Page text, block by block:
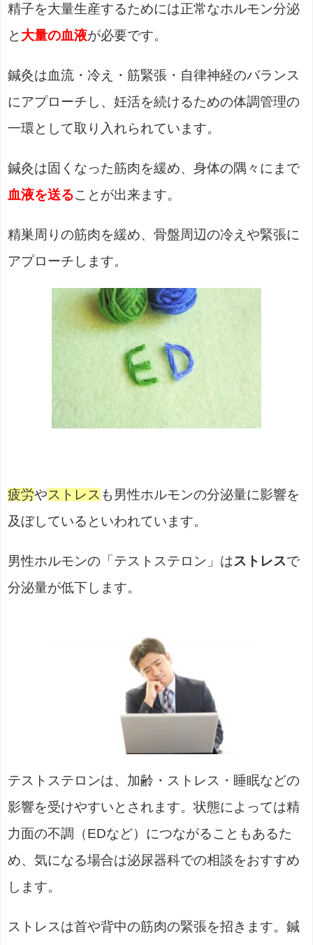
精子を大量生産するためには正常なホルモン分泌
と 大量の血液が必要です。
鍼灸は血流・冷え・筋緊張・自律神経のバランス
にアプローチし、妊活を続けるための体調管理の
一環として取り入れられています。
鍼灸は固くなった筋肉を緩め、身体の隅々にまで
血液を送ることが出来ます。
精巣周りの筋肉を緩め、骨盤周辺の冷えや緊張に
アプローチします。
疲労や ストレス も男性ホルモンの分泌量に影響を
及ぼしているといわれています。
男性ホルモンの「テストステロン」はストレスで
分泌量が低下します。
テストステロンは、加齢・ストレス・睡眠などの
影響を受けやすいとされます。状態によっては精
力面の不調（EDなど）につながることもあるた
め、気になる場合は泌尿器科での相談をおすすめ
します。
ストレスは首や背中の筋肉の緊張を招きます。鍼